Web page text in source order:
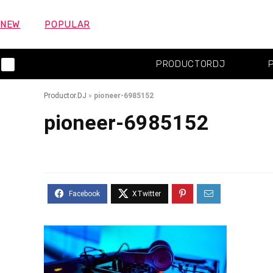
NEW POPULAR
PRODUCTORDJ
Productor.DJ » pioneer-6985152
pioneer-6985152